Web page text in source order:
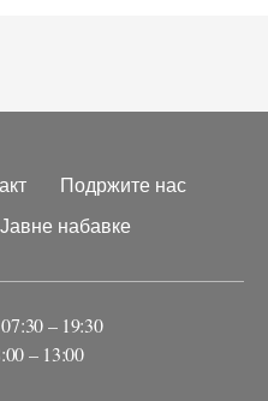
Подржите нас
Јавне набавке
– 19:30
– 13:00